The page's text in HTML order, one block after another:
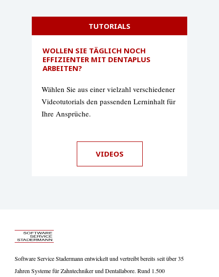
TUTORIALS
WOLLEN SIE TÄGLICH NOCH
EFFIZIENTER MIT DENTAPLUS
ARBEITEN?
Wählen Sie aus einer vielzahl verschiedener
Videotutorials den passenden Lerninhalt für
Ihre Ansprüche.
VIDEOS
Software Service Stadermann entwickelt und vertreibt bereits seit über 35
Jahren Systeme für Zahntechniker und Dentallabore. Rund 1.500